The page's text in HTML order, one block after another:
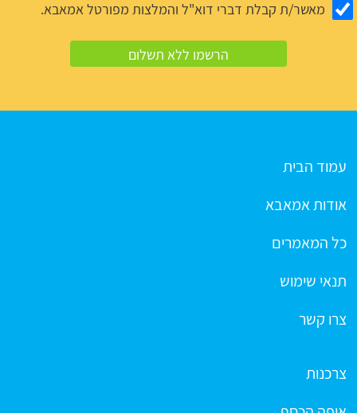
מאשר/ת קבלת דברי דוא"ל והמלצות מפורטל אמאבא.
עמוד הבית
אודות אמאבא
כל המאמרים
תנאי שימוש
צרו קשר
צרכנות